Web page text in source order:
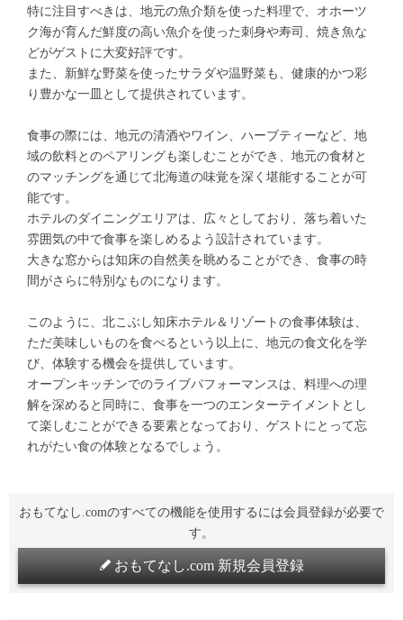
特に注目すべきは、地元の魚介類を使った料理で、オホーツ
ク海が育んだ鮮度の高い魚介を使った刺身や寿司、焼き魚な
どがゲストに大変好評です。
また、新鮮な野菜を使ったサラダや温野菜も、健康的かつ彩
り豊かな一皿として提供されています。
食事の際には、地元の清酒やワイン、ハーブティーなど、地
域の飲料とのペアリングも楽しむことができ、地元の食材と
のマッチングを通じて北海道の味覚を深く堪能することが可
能です。
ホテルのダイニングエリアは、広々としており、落ち着いた
雰囲気の中で食事を楽しめるよう設計されています。
大きな窓からは知床の自然美を眺めることができ、食事の時
間がさらに特別なものになります。
このように、北こぶし知床ホテル＆リゾートの食事体験は、
ただ美味しいものを食べるという以上に、地元の食文化を学
び、体験する機会を提供しています。
オープンキッチンでのライブパフォーマンスは、料理への理
解を深めると同時に、食事を一つのエンターテイメントとし
て楽しむことができる要素となっており、ゲストにとって忘
れがたい食の体験となるでしょう。
おもてなし.comのすべての機能を使用するには会員登録が必要で
す。
おもてなし.com 新規会員登録